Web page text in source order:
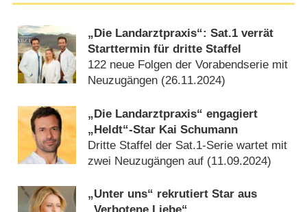
„Die Landarztpraxis“: Sat.1 verrät
Starttermin für dritte Staffel
122 neue Folgen der Vorabendserie mit
Neuzugängen (26.11.2024)
„Die Landarztpraxis“ engagiert
„Heldt“-Star Kai Schumann
Dritte Staffel der Sat.1-Serie wartet mit
zwei Neuzugängen auf (11.09.2024)
„Unter uns“ rekrutiert Star aus